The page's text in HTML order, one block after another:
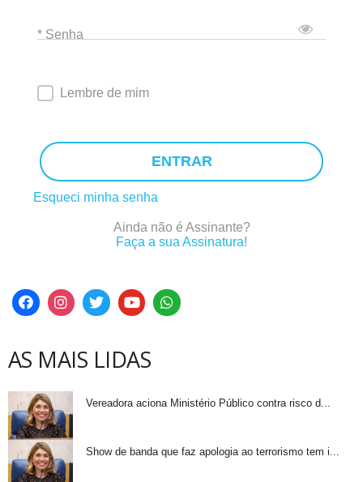
* Senha
Lembre de mim
ENTRAR
Esqueci minha senha
Ainda não é Assinante?
Faça a sua Assinatura!
AS MAIS LIDAS
Vereadora aciona Ministério Público contra risco d...
Show de banda que faz apologia ao terrorismo tem i...